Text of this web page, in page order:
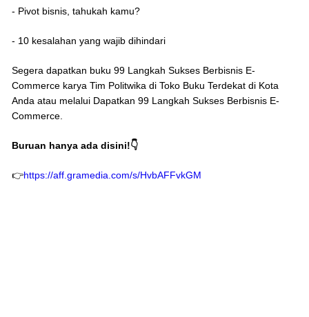
- Pivot bisnis, tahukah kamu?
- 10 kesalahan yang wajib dihindari
Segera dapatkan buku 99 Langkah Sukses Berbisnis E-
Commerce karya Tim Politwika di Toko Buku Terdekat di Kota
Anda atau melalui Dapatkan 99 Langkah Sukses Berbisnis E-
Commerce.
Buruan hanya ada disini!👇
👉https://aff.gramedia.com/s/HvbAFFvkGM